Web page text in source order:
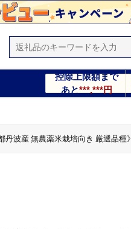
控除上限額まで
あと***,***円
波産 無農薬米栽培向き 厳選品種》